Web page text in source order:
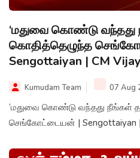
‘மதுவை கொண்டு வந்தது
கொதித்தெழுந்த
Sengottaiyan | CM
Kumudam Team 07 Aug
‘மதுவை கொண்டு வந்தது நீங்கள்
செங்கோட்டையன் | Sengottaiyan |